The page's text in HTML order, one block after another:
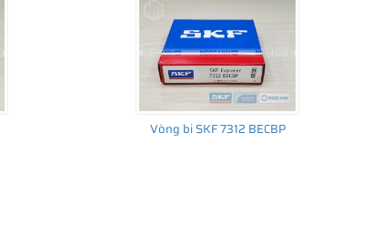
Vòng bi SKF 7312 BECBP